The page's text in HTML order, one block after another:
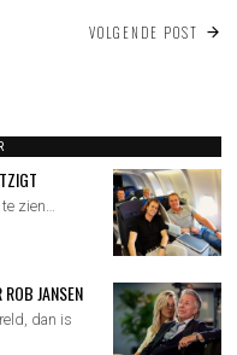
VOLGENDE POST
zien…
JANSEN
dan is